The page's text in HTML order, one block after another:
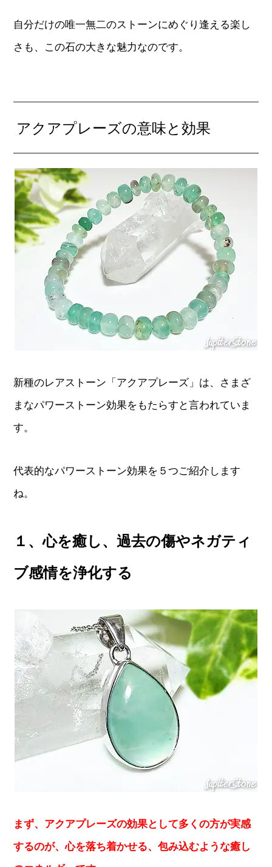
自分だけの唯一無二のストーンにめぐり逢える楽し
さも、この石の大きな魅力なのです。
アクアプレーズの意味と効果
新種のレアストーン「アクアプレーズ」は、さまざ
まなパワーストーン効果をもたらすと言われていま
す。
代表的なパワーストーン効果を５つご紹介します
ね。
１、心を癒し、過去の傷やネガティ
ブ感情を浄化する
まず、アクアプレーズの効果として多くの方が実感
するのが、心を落ち着かせる、包み込むような癒し